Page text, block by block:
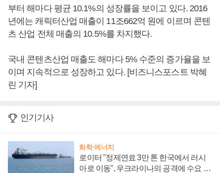
부터 해마다 평균 10.1%의 성장률을 보이고 있다. 2016
년에는 캐릭터산업 매출이 11조662억 원에 이르며 콘텐
츠 산업 전체 매출의 10.5%를 차지했다.
국내 콘텐츠산업 매출도 해마다 5% 수준의 증가율을 보
이며 지속적으로 성장하고 있다. [비즈니스포스트 박혜
린 기자]
인기기사
화학·에너지
로이터 "정제연료 3만 톤 한국에서 러시
아로 이동", 우크라이나의 공격에 수요 늘